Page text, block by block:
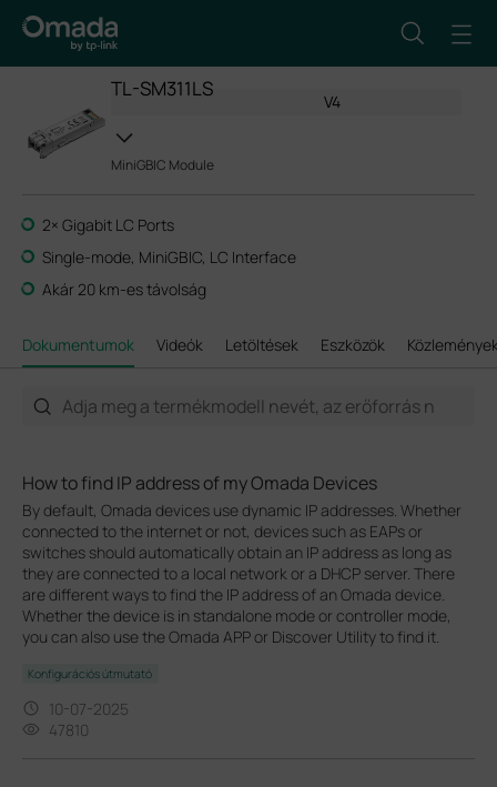
TL-SM311LS
V4
MiniGBIC Module
2× Gigabit LC Ports
Single-mode, MiniGBIC, LC Interface
Akár 20 km-es távolság
Dokumentumok Videók Letöltések Eszközök
How to find IP address of my Omada Devices
By default, Omada devices use dynamic IP addresses. Whether
connected to the internet or not, devices such as EAPs or
switches should automatically obtain an IP address as long as
they are connected to a local network or a DHCP server. There
are different ways to find the IP address of an Omada device.
Whether the device is in standalone mode or controller mode,
you can also use the Omada APP or Discover Utility to find it.
Konfigurációs útmutató
10-07-2025
47810